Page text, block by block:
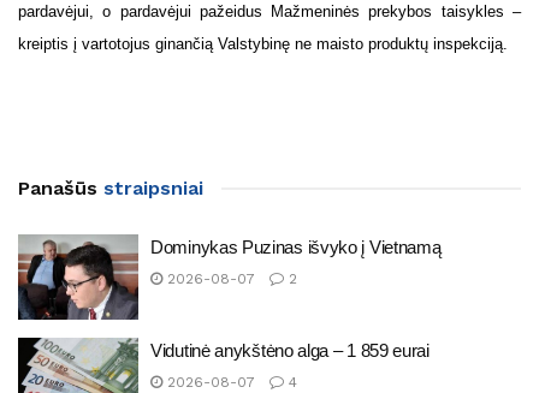
pardavėjui, o pardavėjui pažeidus Mažmeninės prekybos taisykles –
kreiptis į vartotojus ginančią Valstybinę ne maisto produktų inspekciją.
Panašūs straipsniai
Dominykas Puzinas išvyko į Vietnamą
2026-08-07 2
Vidutinė anykštėno alga – 1 859 eurai
2026-08-07 4